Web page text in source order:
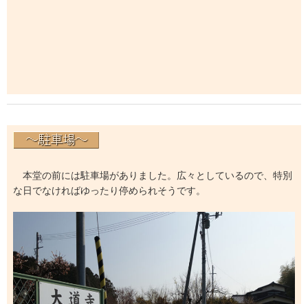
本堂の前には駐車場がありました。広々としているので、特別
な日でなければゆったり停められそうです。